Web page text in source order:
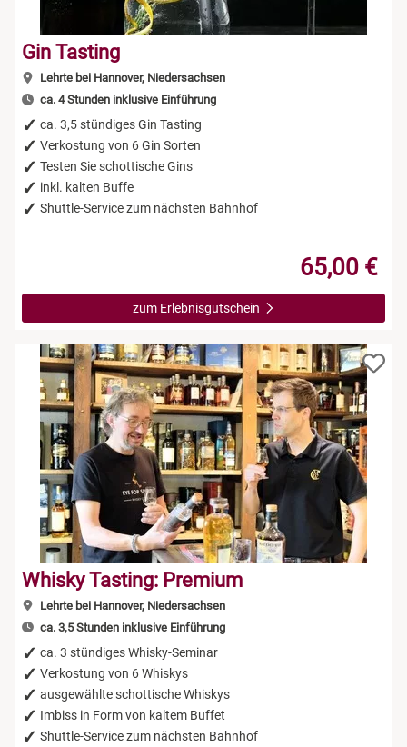
Gin Tasting
Lehrte bei Hannover, Niedersachsen
ca. 4 Stunden inklusive Einführung
ca. 3,5 stündiges Gin Tasting
Verkostung von 6 Gin Sorten
Testen Sie schottische Gins
inkl. kalten Buffe
Shuttle-Service zum nächsten Bahnhof
65,00 €
zum Erlebnisgutschein
Whisky Tasting: Premium
Lehrte bei Hannover, Niedersachsen
ca. 3,5 Stunden inklusive Einführung
ca. 3 stündiges Whisky-Seminar
Verkostung von 6 Whiskys
ausgewählte schottische Whiskys
Imbiss in Form von kaltem Buffet
Shuttle-Service zum nächsten Bahnhof